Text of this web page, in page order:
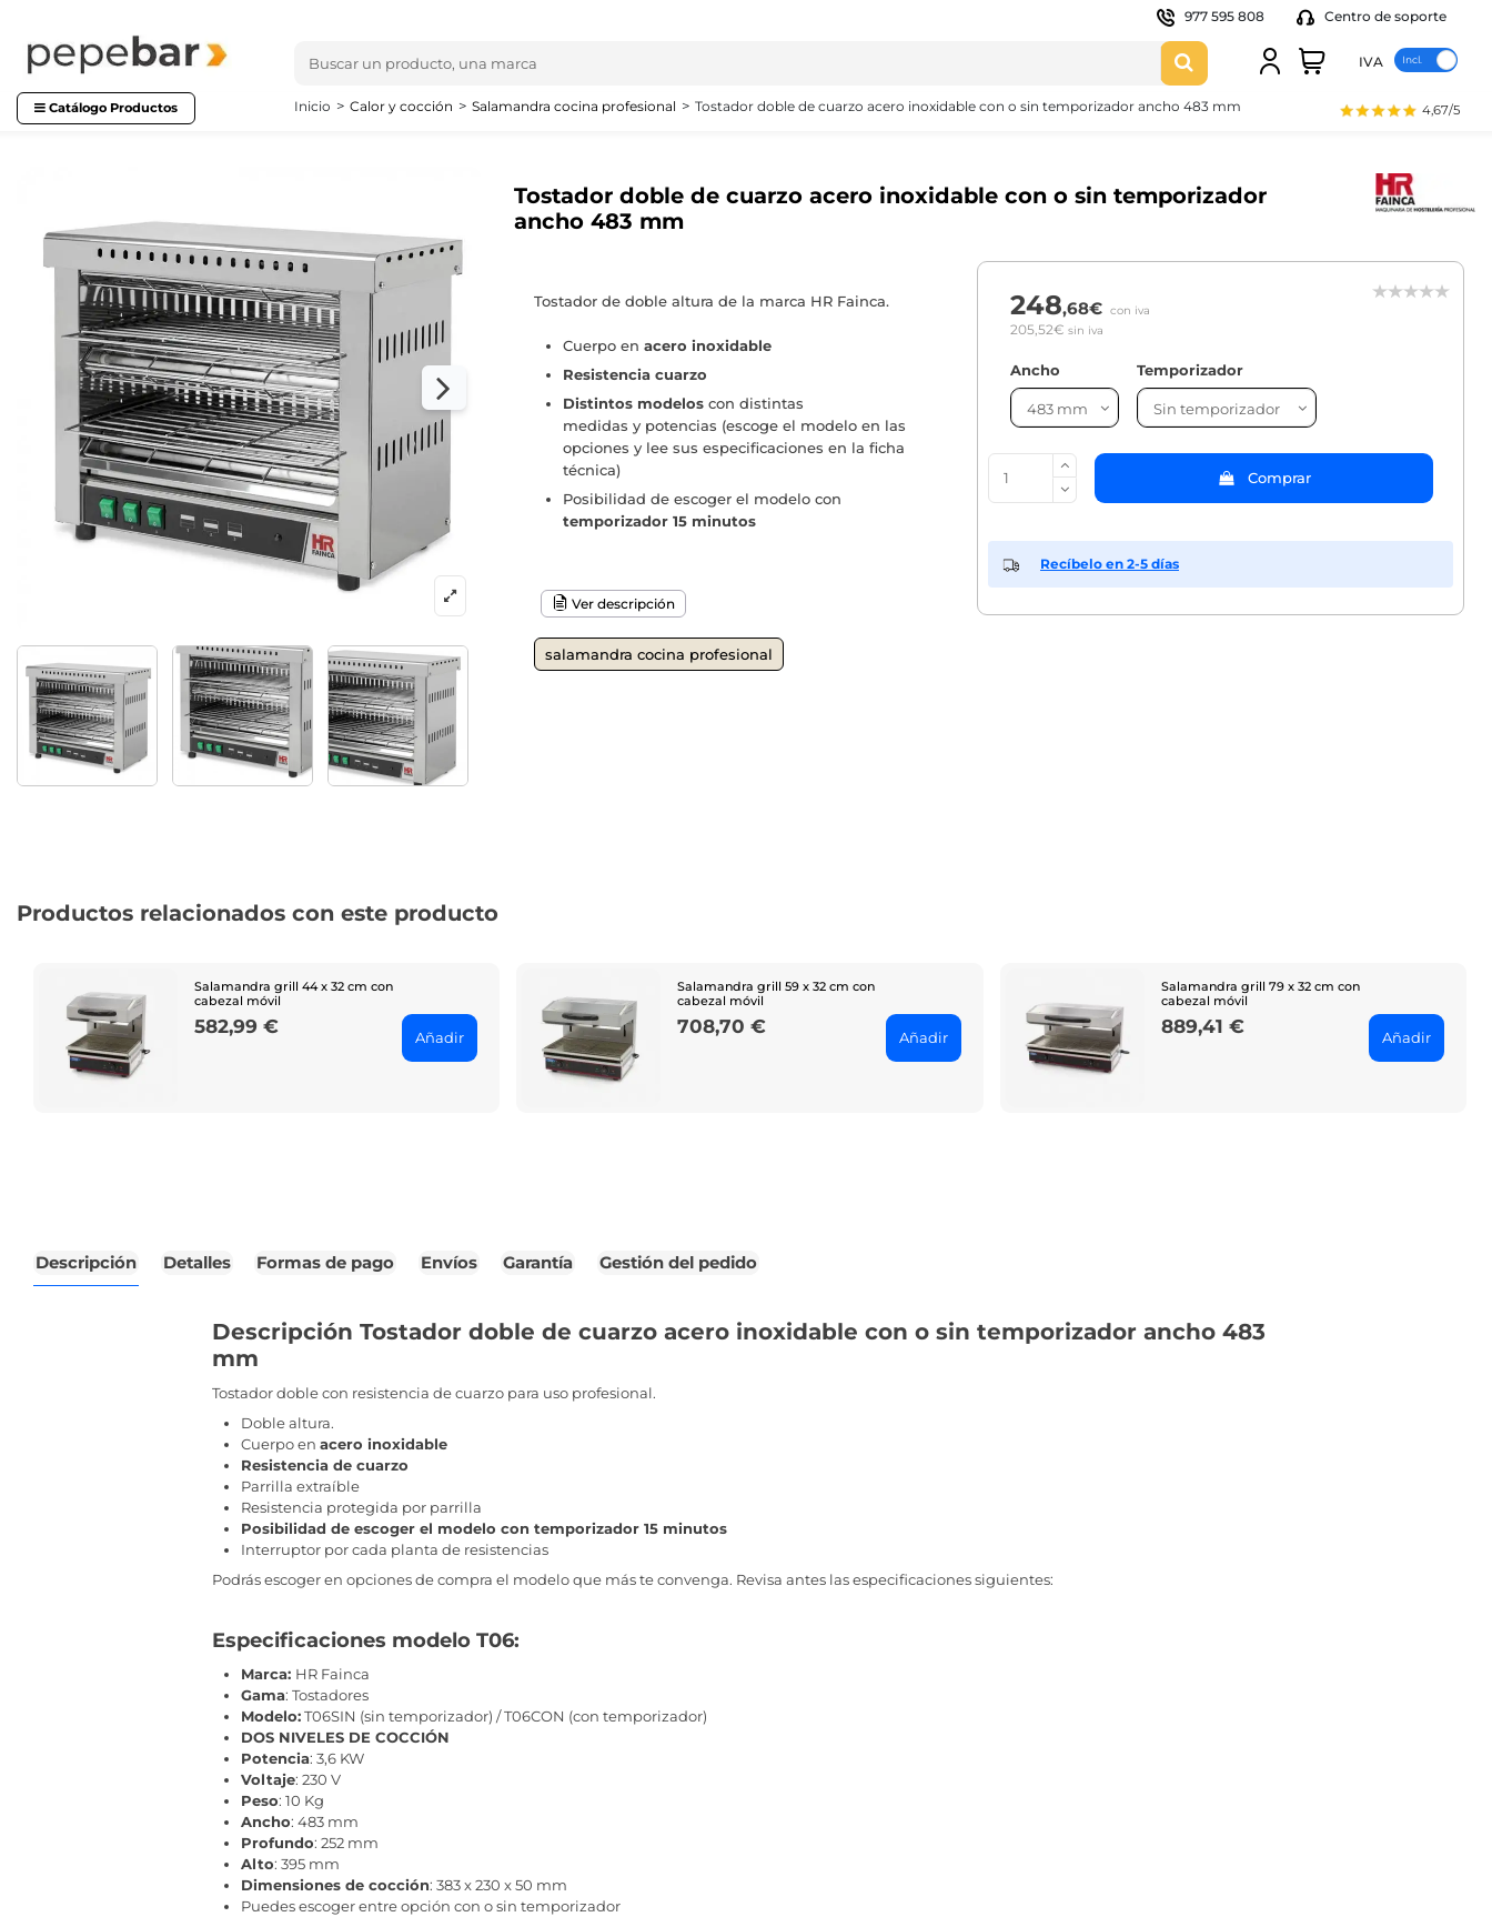
977 595 808 Centro de soporte
IVA
Catálogo Productos 4,67/5
Inicio Calor y cocción Salamandra cocina profesional Tostador doble de cuarzo acero inoxidable con o sin temporizador ancho 483 mm
Tostador doble de cuarzo acero inoxidable con o sin temporizador
ancho 483 mm
Tostador de doble altura de la marca HR Fainca.
Cuerpo en acero inoxidable
Resistencia cuarzo
Distintos modelos con distintas
medidas y potencias (escoge el modelo en las
opciones y lee sus especificaciones en la ficha
técnica)
Posibilidad de escoger el modelo con
temporizador 15 minutos
Ver descripción
salamandra cocina profesional
248,68€ con iva
205,52€ sin iva
Ancho Temporizador
Comprar
Recíbelo en 2-5 días
Productos relacionados con este producto
Salamandra grill 44 x 32 cm con
cabezal móvil
Price
582,99 €
Añadir
Salamandra grill 59 x 32 cm con
cabezal móvil
Price
708,70 €
Añadir
Salamandra grill 79 x 32 cm con
cabezal móvil
Price
889,41 €
Añadir
Descripción Detalles Formas de pago Envíos Garantía Gestión del pedido
Descripción Tostador doble de cuarzo acero inoxidable con o sin temporizador ancho 483
mm
Tostador doble con resistencia de cuarzo para uso profesional.
Doble altura.
Cuerpo en acero inoxidable
Resistencia de cuarzo
Parrilla extraíble
Resistencia protegida por parrilla
Posibilidad de escoger el modelo con temporizador 15 minutos
Interruptor por cada planta de resistencias
Podrás escoger en opciones de compra el modelo que más te convenga. Revisa antes las especificaciones siguientes:
Especificaciones modelo T06:
Marca: HR Fainca
Gama: Tostadores
Modelo:T06SIN (sin temporizador) / T06CON (con temporizador)
DOS NIVELES DE COCCIÓN
Potencia: 3,6 KW
Voltaje: 230 V
Peso: 10 Kg
Ancho: 483 mm
Profundo: 252 mm
Alto: 395 mm
Dimensiones de cocción: 383 x 230 x 50 mm
Puedes escoger entre opción con o sin temporizador